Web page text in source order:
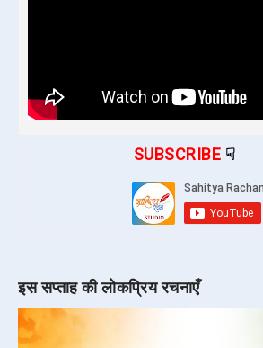
SUBSCRIBE
इस सप्ताह की लोकप्रिय रचनाएँ